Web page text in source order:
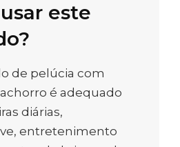
este
de pelúcia com
é adequado
diárias,
entretenimento